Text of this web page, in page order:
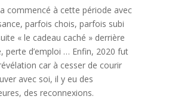
a commencé à cette période avec
parfois chois, parfois subi
« le cadeau caché » derrière
perte d’emploi … Enfin, 2020 fut
car à cesser de courir
avec soi, il y eu des
des reconnexions.